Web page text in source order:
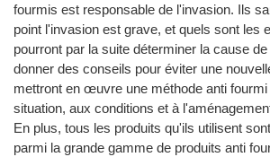
fourmis est responsable de l'invasion. Ils
point l'invasion est grave, et quels sont les
pourront par la suite déterminer la cause
donner des conseils pour éviter une
mettront en œuvre une méthode anti
situation, aux conditions et à
En plus, tous les produits qu'ils utilisent
parmi la grande gamme de produits anti